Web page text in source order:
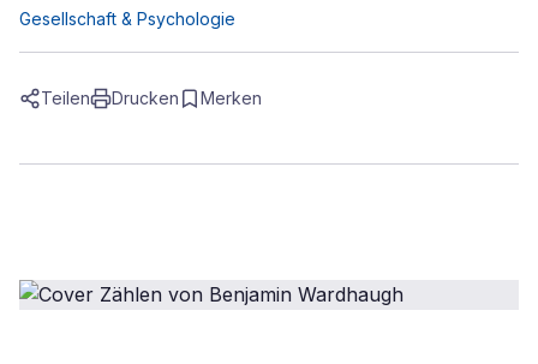
Gesellschaft & Psychologie
Teilen Drucken Merken